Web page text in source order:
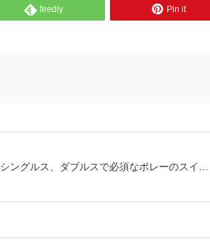
feedly Pin it
シングルス、ダブルスで必須なボレーのスイ…